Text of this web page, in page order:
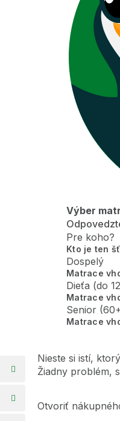
Výber
Pre koho?
Kto je ten
Dospelý
Matrace
Dieťa (do
Matrace
Senior
Matrace
Nieste si istí,
Žiadny problém,
Otvoriť